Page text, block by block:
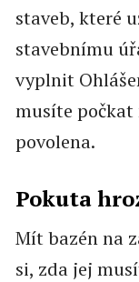
staveb, které
stavebnímu
vyplnit
musíte
povolena.
Pokuta
Mít bazén na
si, zda jej